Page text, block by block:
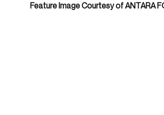
Feature Image Courtesy of ANTARA